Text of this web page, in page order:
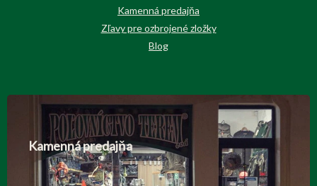
Kamenná predajňa
Zľavy pre ozbrojené zložky
Blog
Kamenná predajňa